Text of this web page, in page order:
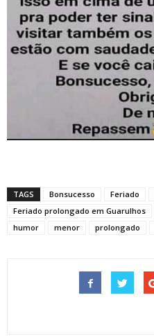
TAGS Bonsucesso Feriado
Feriado prolongado em Guarulhos
humor
menor prolongado